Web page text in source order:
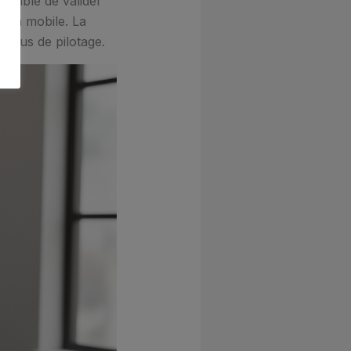
un mobile. La
plus de pilotage.